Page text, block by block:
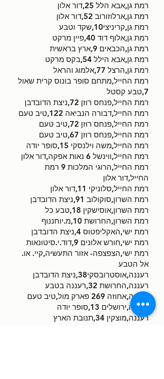
רמת גן,אבא הלל 25,דור אלון
רמת גן,ארלוזורוב 52,דור אלון
רמת גן,קריניצי10,שקד וטבע
רמת גן,אלוף דוד 40,פיין מרקט
רמת גן,הכבאים 9,ארץ בראשית
רמת גן,אבא הילל 54,בקס מרקט
רמת גן,הרצל 77,אלמוג והראל
רמת החייל,מתחם סופר בונוס קרית שאול
7,טבע קסטל
רמת החייל,פנחס רוזן 72,ניצת הדובדבן
רמת החייל,דבורה הנביאה 122,טיב טעם
רמת החייל,פנחס רוזן 72,טיב טעם
רמת החייל,פנחס רוזן 67,טיב טעם
רמת החייל,משה וילנסקי 15,סופר יודה
רמת החייל,ווינשל 6 נאות אפקה,דור אלון
רמת החייל,הרוגי המלכות 9 רמת
החייל,דור אלון
רמת החייל,סלוניקי 11,דור אלון
רמת השרון,סוקולוב 91,ניצת הדובדבן
רמת השרון,אוסישקין 18,טבע כל
רמת השרון,החרושת 10,מ.יוחננוף
רמת ישי,האקליפטוס 4,ניצת הדובדבן
רמת ישי,חורש אלונים 9,דוד.י.סיטונאות
רמת ישי,הצפצפה- אזור התעשיה,קיי. או.
אל הטבע
רעננה,אוסטרובסקי38,ניצת הדובדבן
רעננה,החרושת 32,רעננה בטבע
רעננה,אחוזה 269 פארק מול,טיב טעם
רעננה,ירושלים 13,סופר יודה
רעננה,מוצקין 34,תנובת הארץ